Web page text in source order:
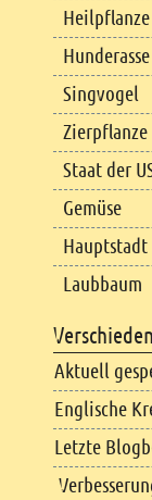
Heilpflanze
Hunderasse
Singvogel
Zierpflanze
Staat der
Gemüse
Hauptstadt
Laubbaum
Aktuell
Englische
Letzte